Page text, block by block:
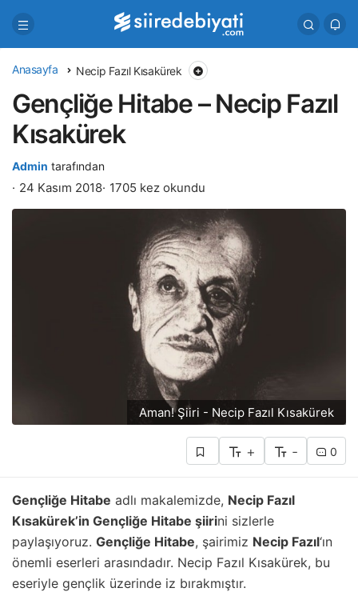
Anasayfa Necip Fazıl Kısakürek
Gençliğe Hitabe – Necip Fazıl
Kısakürek
Admin tarafından
24 Kasım 2018 1705 kez okundu
Aman! Şiiri - Necip Fazıl Kısakürek
+ - 0
Gençliğe Hitabe adlı makalemizde, Necip Fazıl
Kısakürek’in Gençliğe Hitabe şiirini sizlerle
paylaşıyoruz. Gençliğe Hitabe, şairimiz Necip Fazıl‘ın
önemli eserleri arasındadır. Necip Fazıl Kısakürek, bu
eseriyle gençlik üzerinde iz bırakmıştır.